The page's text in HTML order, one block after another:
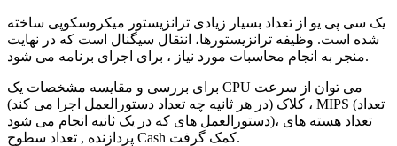
یک سی پی یو از تعداد بسیار زیادی ترانزیستور میکروسکوپی ساخته
شده است. وظیفه ترانزیستورها، انتقال سیگنال است که در نهایت
منجر به انجام محاسبات مورد نیاز ، برای اجرای برنامه می شود.
برای بررسی و مقایسه مشخصات یک CPU می توان از سرعت
کلاک (در هر ثانیه چه تعداد دستورالعمل اجرا می کند) ، MIPS (تعداد
دستورالعمل های که در یک ثانیه انجام می شود)، تعداد هسته های
پردازنده , تعداد سطوح Cash کمک گرفت.